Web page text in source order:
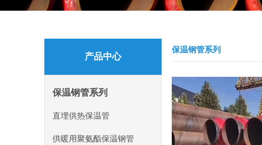
保温钢管系列
产品中心
保温钢管系列
直埋供热保温管
供暖用聚氨酯保温钢管